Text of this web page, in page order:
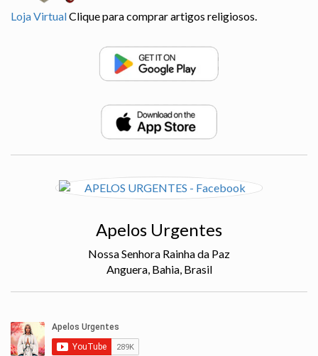
Loja VirtualClique para comprar artigos religiosos.
Apelos Urgentes
Nossa Senhora Rainha da Paz
Anguera, Bahia, Brasil